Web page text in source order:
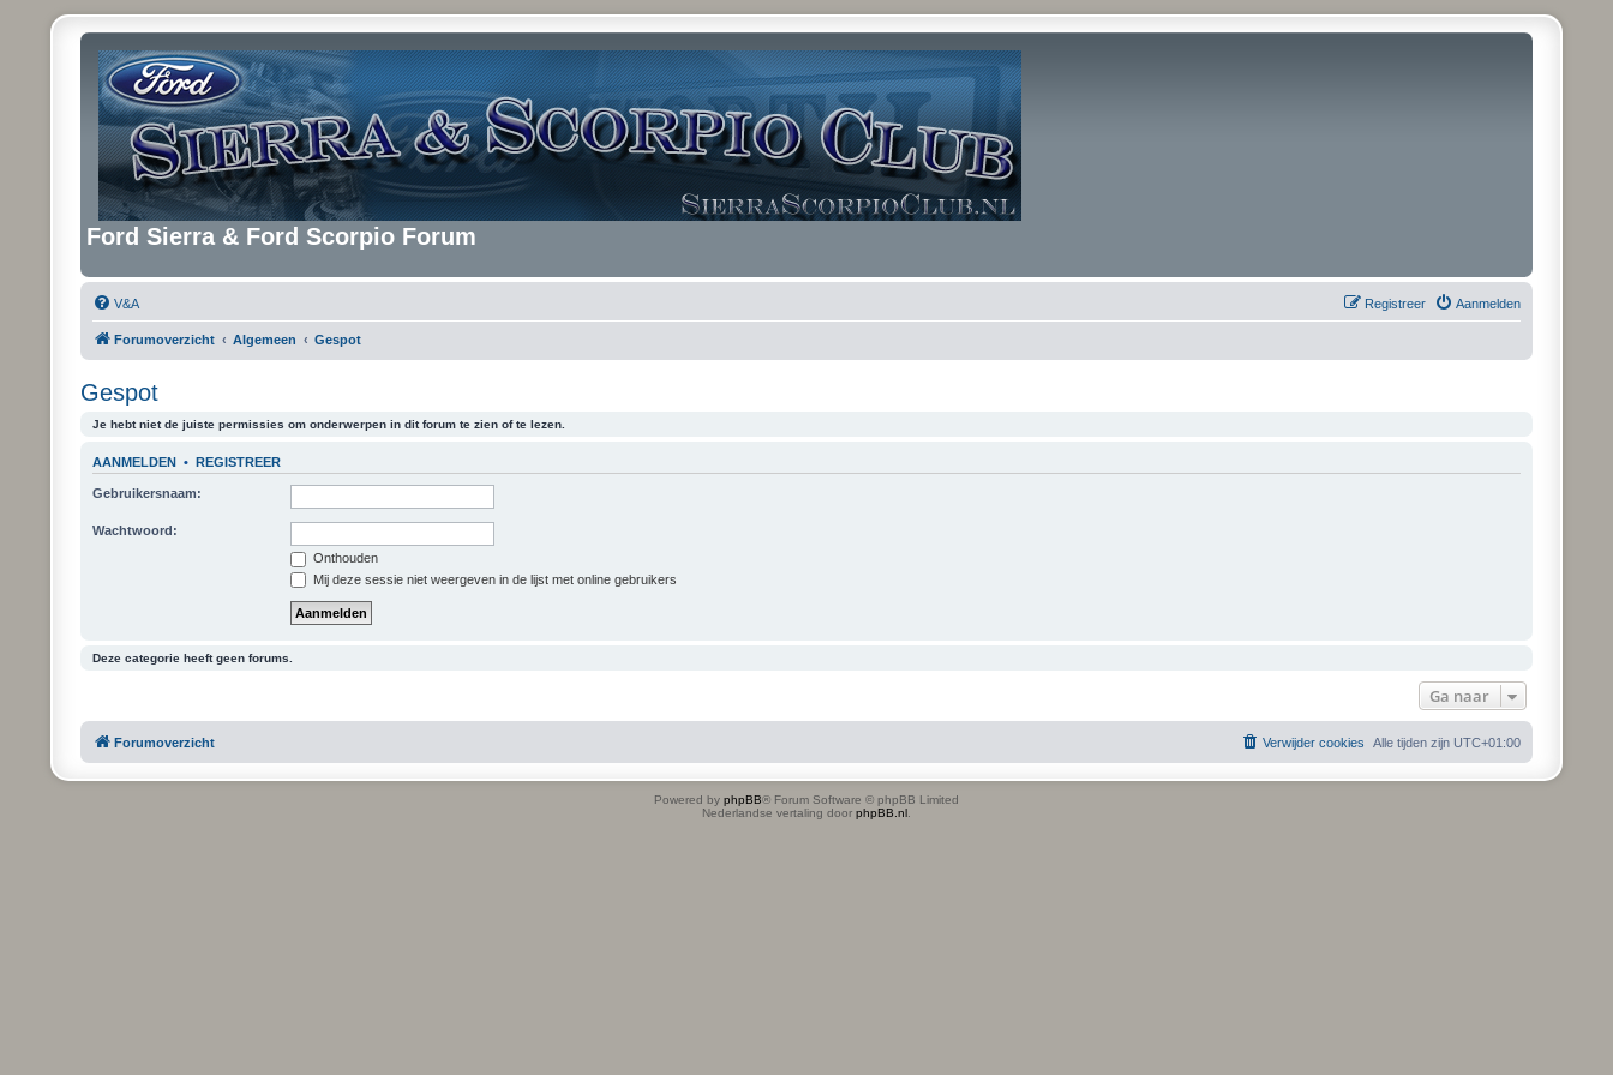
Ford Sierra & Ford Scorpio Forum
V&A Aanmelden
Registreer
Forumoverzicht Algemeen Gespot
Gespot
Je hebt niet de juiste permissies om onderwerpen in dit forum te zien of te lezen.
AANMELDEN •REGISTREER
Gebruikersnaam:
Wachtwoord:
Onthouden
Mij deze sessie niet weergeven in de lijst met online gebruikers
Deze categorie heeft geen forums.
Ga naar
Forumoverzicht Alle tijden zijn UTC+01:00
Verwijder cookies
Powered by phpBB® Forum Software © phpBB Limited
Nederlandse vertaling door phpBB.nl.